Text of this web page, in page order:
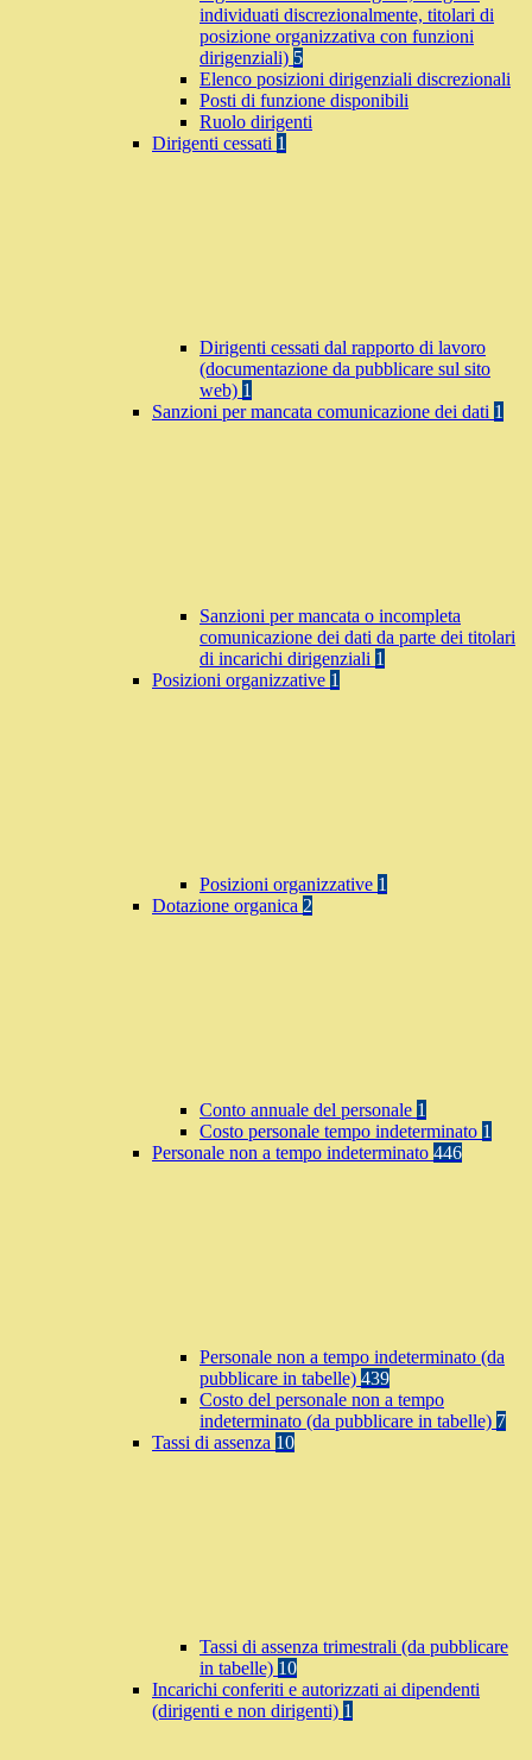
individuati discrezionalmente, titolari di
posizione organizzativa con funzioni
dirigenziali) 5
Elenco posizioni dirigenziali discrezionali
Posti di funzione disponibili
Ruolo dirigenti
Dirigenti cessati 1
Dirigenti cessati dal rapporto di lavoro
(documentazione da pubblicare sul sito
web) 1
Sanzioni per mancata comunicazione dei dati 1
Sanzioni per mancata o incompleta
comunicazione dei dati da parte dei titolari
di incarichi dirigenziali 1
Posizioni organizzative 1
Posizioni organizzative 1
Dotazione organica 2
Conto annuale del personale 1
Costo personale tempo indeterminato 1
Personale non a tempo indeterminato 446
Personale non a tempo indeterminato (da
pubblicare in tabelle) 439
Costo del personale non a tempo
indeterminato (da pubblicare in tabelle) 7
Tassi di assenza 10
Tassi di assenza trimestrali (da pubblicare
in tabelle) 10
Incarichi conferiti e autorizzati ai dipendenti
(dirigenti e non dirigenti) 1